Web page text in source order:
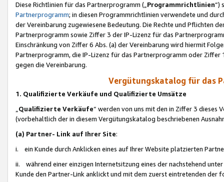
Diese Richtlinien für das Partnerprogramm („Programmrichtlinien“)
Partnerprogramm; in diesen Programmrichtlinien verwendete und
der Vereinbarung zugewiesene Bedeutung. Die Rechte und Pflichten
Partnerprogramm sowie Ziffer 3 der IP-Lizenz für das
Einschränkung von Ziffer 6 Abs. (a) der Vereinbarung wird hiermit
Partnerprogramm, die IP-Lizenz für das Partnerprogramm oder
gegen die Vereinbarung.
Vergütungskatalog für das
1. Qualifizierte Verkäufe und Qualifizierte Umsätze
Qualifizierte Verkäufe“ werden von uns mit den in Ziffer 3
(vorbehaltlich der in diesem Vergütungskatalog beschriebenen
(a) Partner- Link auf Ihrer Site:
i. ein Kunde durch Anklicken eines auf Ihrer Website platzierten
ii. während einer einzigen Internetsitzung eines der nachstehend
Kunde den Partner-Link anklickt und mit dem zuerst eintretenden der